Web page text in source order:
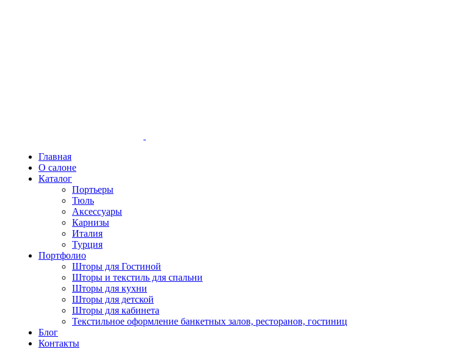
Главная
О салоне
Каталог
Портьеры
Тюль
Аксессуары
Карнизы
Италия
Турция
Портфолио
Шторы для Гостиной
Шторы и текстиль для спальни
Шторы для кухни
Шторы для детской
Шторы для кабинета
Текстильное оформление банкетных залов, ресторанов, гостиниц
Блог
Контакты